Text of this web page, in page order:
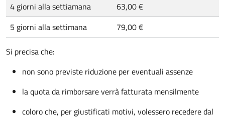
4 giorni alla settiamana
63,00 €
5 giorni alla settimana
79,00 €
Si precisa che:
non sono previste riduzione per eventuali assenze
la quota da rimborsare verrà fatturata mensilmente
coloro che, per giustificati motivi, volessero recedere dal